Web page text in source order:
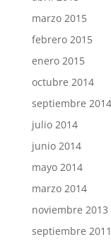
marzo 2015
febrero 2015
enero 2015
octubre 2014
septiembre 2014
julio 2014
junio 2014
mayo 2014
marzo 2014
noviembre 2013
septiembre 2011